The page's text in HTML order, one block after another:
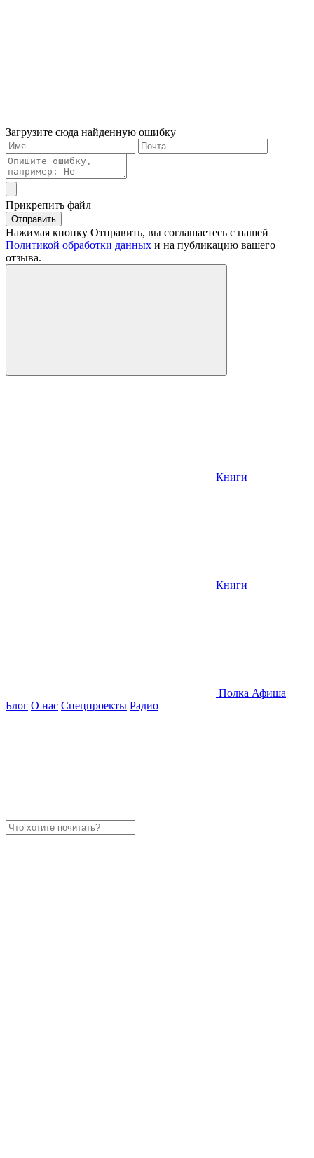
Загрузите сюда найденную ошибку
Прикрепить файл
Отправить
Нажимая кнопку Отправить, вы соглашаетесь с нашей
Политикой обработки данных и на публикацию вашего
отзыва.
Книги
Книги
Полка Афиша
Блог О нас Спецпроекты Радио